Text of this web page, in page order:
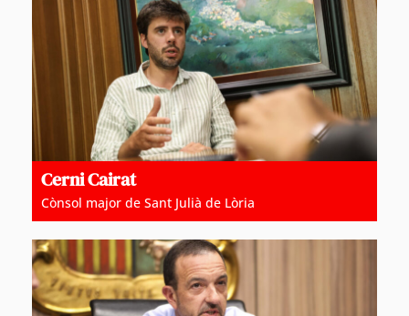
Cerni Cairat
Cònsol major de Sant Julià de Lòria